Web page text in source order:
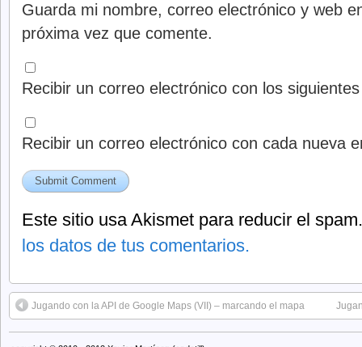
Guarda mi nombre, correo electrónico y web
próxima vez que comente.
Recibir un correo electrónico con los
Recibir un correo electrónico con cada nueva
Este sitio usa Akismet para reducir el
los datos de tus comentarios.
Jugando con la API de Google Maps (VII) – marcando el mapa